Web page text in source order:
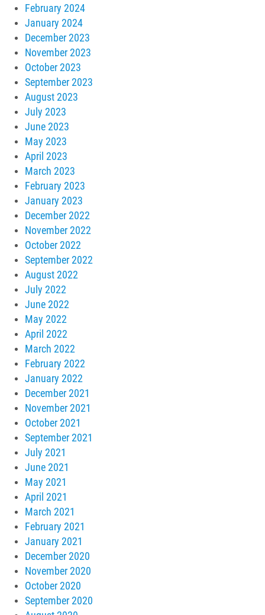
February 2024
January 2024
December 2023
November 2023
October 2023
September 2023
August 2023
July 2023
June 2023
May 2023
April 2023
March 2023
February 2023
January 2023
December 2022
November 2022
October 2022
September 2022
August 2022
July 2022
June 2022
May 2022
April 2022
March 2022
February 2022
January 2022
December 2021
November 2021
October 2021
September 2021
July 2021
June 2021
May 2021
April 2021
March 2021
February 2021
January 2021
December 2020
November 2020
October 2020
September 2020